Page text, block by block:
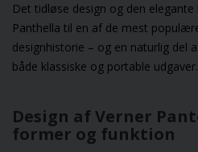
Det tidløse design og den
Panthella til en af de mest
designhistorie – og en naturlig del
både klassiske og portable udgaver.
Design af Verner
former og funktion